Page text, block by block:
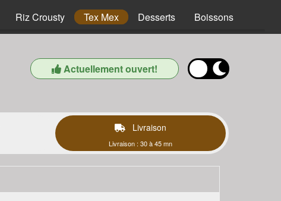
Riz Crousty Tex Mex Desserts Boissons
Actuellement ouvert!
Livraison
Livraison : 30 à 45 mn